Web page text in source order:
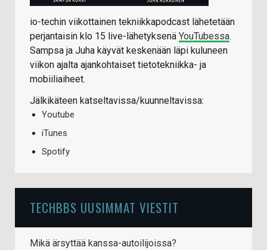
io-techin viikottainen tekniikkapodcast lähetetään
perjantaisin klo 15 live-lähetyksenä YouTubessa.
Sampsa ja Juha käyvät keskenään läpi kuluneen
viikon ajalta ajankohtaiset tietotekniikka- ja
mobiiliaiheet.
Jälkikäteen katseltavissa/kuunneltavissa:
Youtube
iTunes
Spotify
TECHBBS UUSIMMAT VIESTIT
Mikä ärsyttää kanssa-autoilijoissa?